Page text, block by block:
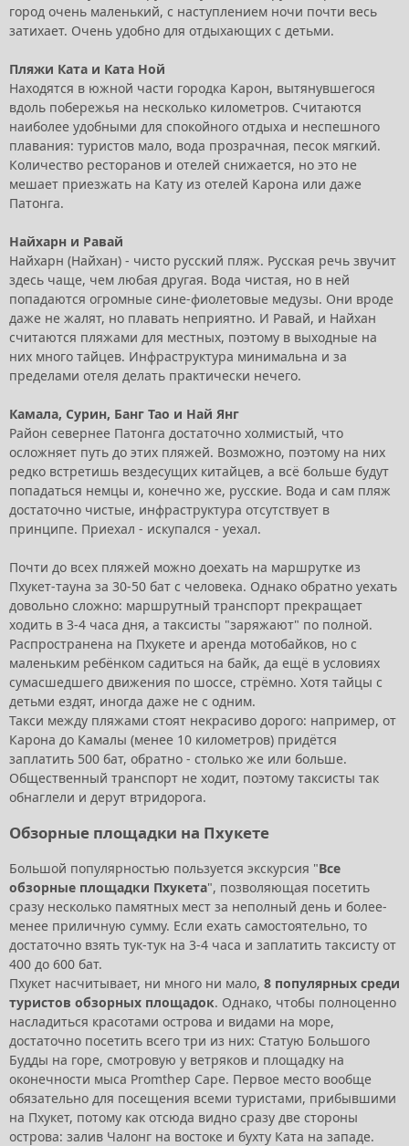
город очень маленький, с наступлением ночи почти весь
затихает. Очень удобно для отдыхающих с детьми.
Пляжи Ката и Ката Ной
Находятся в южной части городка Карон, вытянувшегося
вдоль побережья на несколько километров. Считаются
наиболее удобными для спокойного отдыха и неспешного
плавания: туристов мало, вода прозрачная, песок мягкий.
Количество ресторанов и отелей снижается, но это не
мешает приезжать на Кату из отелей Карона или даже
Патонга.
Найхарн и Равай
Найхарн (Найхан) - чисто русский пляж. Русская речь звучит
здесь чаще, чем любая другая. Вода чистая, но в ней
попадаются огромные сине-фиолетовые медузы. Они вроде
даже не жалят, но плавать неприятно. И Равай, и Найхан
считаются пляжами для местных, поэтому в выходные на
них много тайцев. Инфраструктура минимальна и за
пределами отеля делать практически нечего.
Камала, Сурин, Банг Тао и Най Янг
Район севернее Патонга достаточно холмистый, что
осложняет путь до этих пляжей. Возможно, поэтому на них
редко встретишь вездесущих китайцев, а всё больше будут
попадаться немцы и, конечно же, русские. Вода и сам пляж
достаточно чистые, инфраструктура отсутствует в
принципе. Приехал - искупался - уехал.
Почти до всех пляжей можно доехать на маршрутке из
Пхукет-тауна за 30-50 бат с человека. Однако обратно уехать
довольно сложно: маршрутный транспорт прекращает
ходить в 3-4 часа дня, а таксисты "заряжают" по полной.
Распространена на Пхукете и аренда мотобайков, но с
маленьким ребёнком садиться на байк, да ещё в условиях
сумасшедшего движения по шоссе, стрёмно. Хотя тайцы с
детьми ездят, иногда даже не с одним.
Такси между пляжами стоят некрасиво дорого: например, от
Карона до Камалы (менее 10 километров) придётся
заплатить 500 бат, обратно - столько же или больше.
Общественный транспорт не ходит, поэтому таксисты так
обнаглели и дерут втридорога.
Обзорные площадки на Пхукете
Большой популярностью пользуется экскурсия "Все
обзорные площадки Пхукета", позволяющая посетить
сразу несколько памятных мест за неполный день и более-
менее приличную сумму. Если ехать самостоятельно, то
достаточно взять тук-тук на 3-4 часа и заплатить таксисту от
400 до 600 бат.
Пхукет насчитывает, ни много ни мало, 8 популярных среди
туристов обзорных площадок. Однако, чтобы полноценно
насладиться красотами острова и видами на море,
достаточно посетить всего три из них: Статую Большого
Будды на горе, смотровую у ветряков и площадку на
оконечности мыса Promthep Cape. Первое место вообще
обязательно для посещения всеми туристами, прибывшими
на Пхукет, потому как отсюда видно сразу две стороны
острова: залив Чалонг на востоке и бухту Ката на западе.